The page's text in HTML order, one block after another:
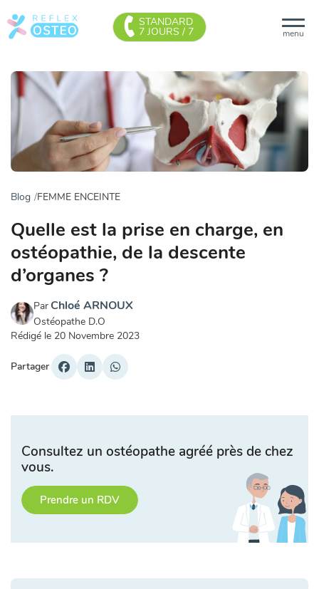
menu
STANDARD
7 JOURS / 7
Blog FEMME ENCEINTE
Quelle est la prise en charge, en
ostéopathie, de la descente
d’organes ?
Par Chloé ARNOUX
Ostéopathe D.O
Rédigé le 20 Novembre 2023
Partager
Consultez un ostéopathe agréé près de chez
vous.
Prendre un RDV